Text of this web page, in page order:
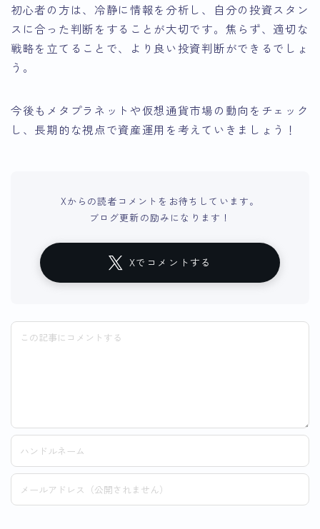
初心者の方は、冷静に情報を分析し、自分の投資スタン
スに合った判断をすることが大切です。焦らず、適切な
戦略を立てることで、より良い投資判断ができるでしょ
う。
今後もメタプラネットや仮想通貨市場の動向をチェック
し、長期的な視点で資産運用を考えていきましょう！
Xからの読者コメントをお待ちしています。
ブログ更新の励みになります！
Xでコメントする